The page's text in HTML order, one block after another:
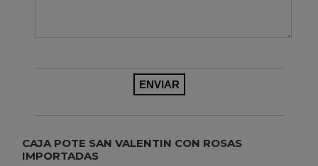
CAJA POTE SAN VALENTIN CON ROSAS
IMPORTADAS